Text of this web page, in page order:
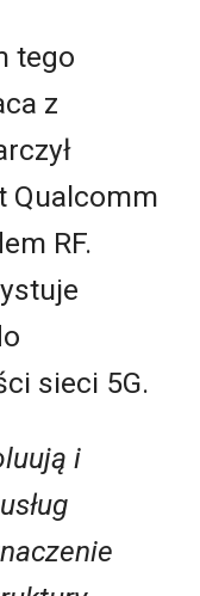
tego
z
Qualcomm
RF.
sieci 5G.
i